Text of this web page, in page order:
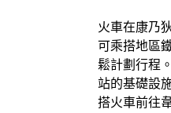
火車在康乃
可乘搭地區
鬆計劃行程
站的基礎設
搭火車前往